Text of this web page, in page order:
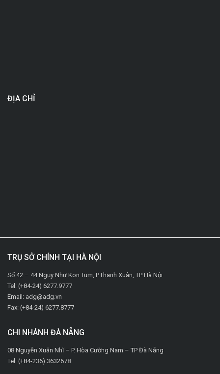
ĐỊA CHỈ
TRỤ SỞ CHÍNH TẠI HÀ NỘI
Số 42 – 44 Ngụy Như Kon Tum, P.Thanh Xuân, TP Hà Nội
Tel: (+84-24) 6277.9777
Email: adg@adg.vn
Fax: (+84-24) 6277.8777
CHI NHÁNH ĐÀ NẴNG
08 Nguyễn Xuân Nhĩ – P. Hòa Cường Nam – TP Đà Nẵng
Tel: (+84-236) 3632678